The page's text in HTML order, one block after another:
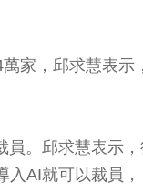
家，邱求慧表
。邱求慧表示
AI就可以裁員